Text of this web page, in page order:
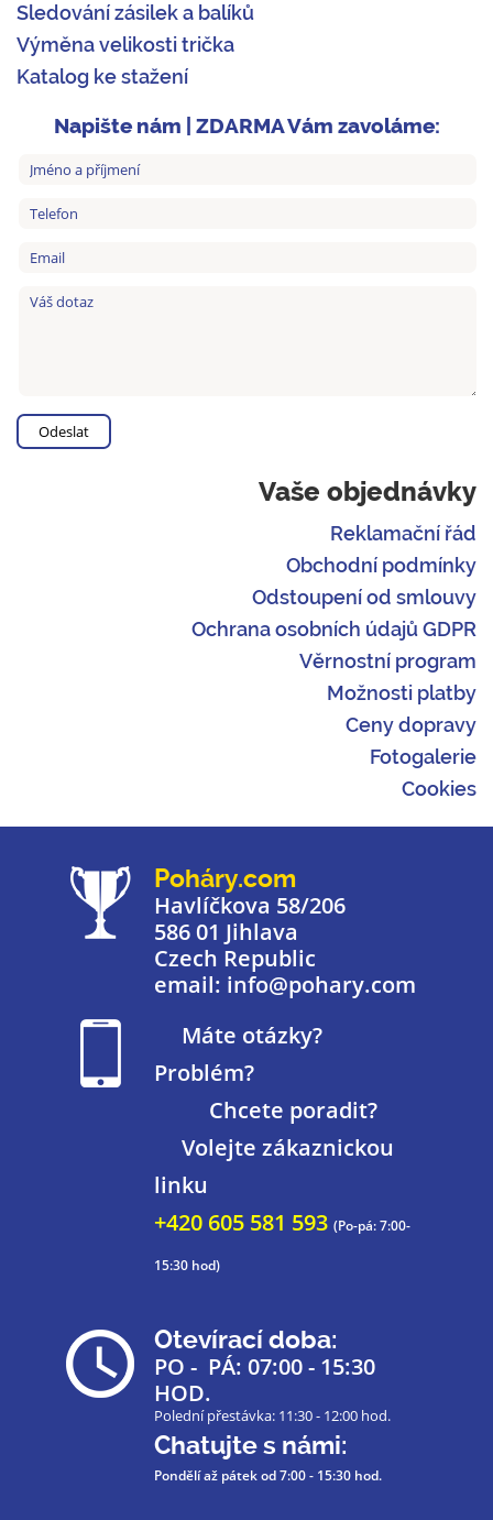
Sledování zásilek a balíků
Výměna velikosti trička
Katalog ke stažení
Napište nám | ZDARMA Vám zavoláme:
Vaše objednávky
Reklamační řád
Obchodní podmínky
Odstoupení od smlouvy
Ochrana osobních údajů GDPR
Věrnostní program
Možnosti platby
Ceny dopravy
Fotogalerie
Cookies
Poháry.com
Havlíčkova 58/206
586 01 Jihlava
Czech Republic
email: info@pohary.com
Máte otázky?
Problém?
Chcete poradit?
Volejte zákaznickou
linku
+420 605 581 593 (Po-pá: 7:00-
15:30 hod)
Otevírací doba:
PO - PÁ: 07:00 - 15:30
HOD.
Polední přestávka: 11:30 - 12:00 hod.
Chatujte s námi:
Pondělí až pátekod 7:00 - 15:30 hod.